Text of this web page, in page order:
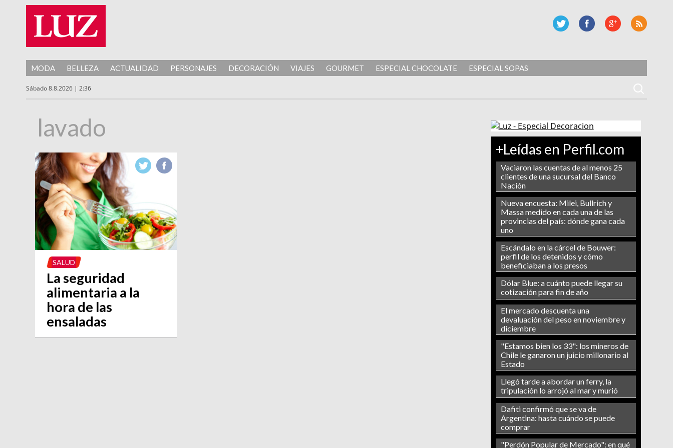
MODA BELLEZA ACTUALIDAD PERSONAJES DECORACIÓN VIAJES GOURMET ESPECIAL CHOCOLATE ESPECIAL SOPAS
Sábado 8.8.2026 | 2:36
+Leídas en Perfil.com
Vaciaron las cuentas de al menos 25
clientes de una sucursal del Banco
Nación
Nueva encuesta: Milei, Bullrich y
Massa medido en cada una de las
provincias del país: dónde gana cada
uno
Escándalo en la cárcel de Bouwer:
perfil de los detenidos y cómo
beneficiaban a los presos
Dólar Blue: a cuánto puede llegar su
cotización para fin de año
El mercado descuenta una
devaluación del peso en noviembre y
diciembre
"Estamos bien los 33": los mineros de
Chile le ganaron un juicio millonario al
Estado
Llegó tarde a abordar un ferry, la
tripulación lo arrojó al mar y murió
Dafiti confirmó que se va de
Argentina: hasta cuándo se puede
comprar
"Perdón Popular de Mercado": en qué
lavado
SALUD
La seguridad
alimentaria a la
hora de las
ensaladas